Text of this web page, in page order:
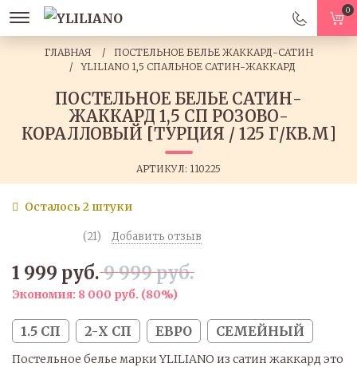
0
ГЛАВНАЯ
ПОСТЕЛЬНОЕ БЕЛЬЕ ЖАККАРД-САТИН
YLILIANO 1,5 СПАЛЬНОЕ САТИН-ЖАККАРД
ПОСТЕЛЬНОЕ БЕЛЬЕ САТИН-
ЖАККАРД 1,5 СП РОЗОВО-
КОРАЛЛОВЫЙ [ТУРЦИЯ / 125 Г/КВ.М]
АРТИКУЛ: 110225
Осталось 2 штуки
(21) Добавить отзыв
1 999 руб.9 999 руб.
Экономия: 8 000 руб. (80%)
1.5 СП 2-Х СП ЕВРО СЕМЕЙНЫЙ
Постельное белье марки YLILIANO из сатин жаккард это